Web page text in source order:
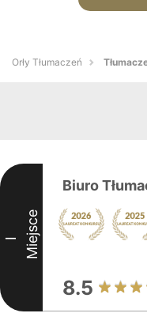
Orły Tłumaczeń
I Miejsce
Biuro
8.5